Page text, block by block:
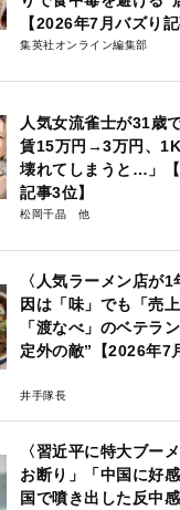
【2026年7月バズり記
集英社オンライン編集部
人気女流雀士が31歳
賃15万円→3万円、
壊れてしまうと…」
記事3位】
松岡千晶
〈人気ラーメン店が
因は「味」でも「売
「渡なべ」のベテラ
定外の敵”【2026年7
井手隊長
〈習近平に特大ブー
お断り」「中国に好
国で噴き出した反中